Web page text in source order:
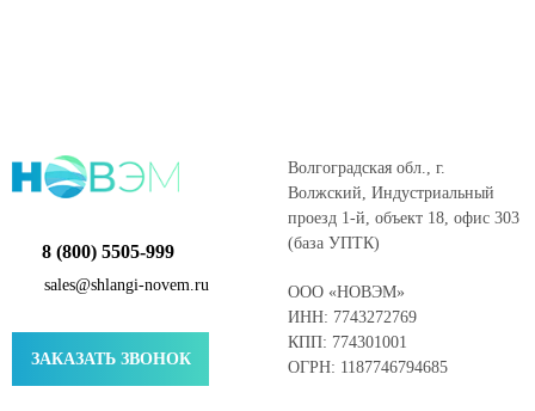
8 (800) 5505-999
sales@shlangi-novem.ru
ЗАКАЗАТЬ ЗВОНОК
Волгоградская обл., г.
Волжский, Индустриальный
проезд 1-й, объект 18, офис 303
(база УПТК)
ООО «НОВЭМ»
ИНН: 7743272769
КПП: 774301001
ОГРН: 1187746794685